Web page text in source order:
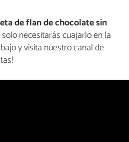
de flan de chocolate sin
necesitarás cuajarlo en la
y visita nuestro canal de